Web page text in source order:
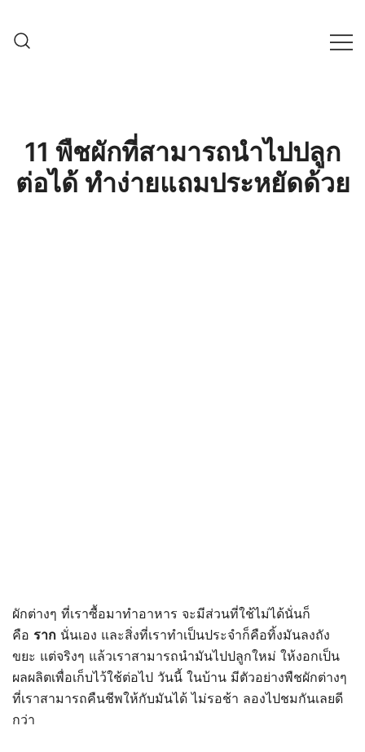
content
พร้อมดูแลพืชอย่างครบวงจร
11 พืชผักที่สามารถนำไปปลูก
ต่อได้ ทำง่ายแถมประหยัดด้วย
ผักต่างๆ ที่เราซื้อมาทำอาหาร จะมีส่วนที่ใช้ไม่ได้นั่นก็
คือ ราก นั่นเอง และสิ่งที่เราทำเป็นประจำก็คือทิ้งมันลงถัง
ขยะ แต่จริงๆ แล้วเราสามารถนำมันไปปลูกใหม่ ให้งอกเป็น
ผลผลิตเพื่อเก็บไว้ใช้ต่อไป วันนี้ ในบ้าน มีตัวอย่างพืชผักต่างๆ
ที่เราสามารถคืนชีพให้กับมันได้ ไม่รอช้า ลองไปชมกันเลยดี
กว่า